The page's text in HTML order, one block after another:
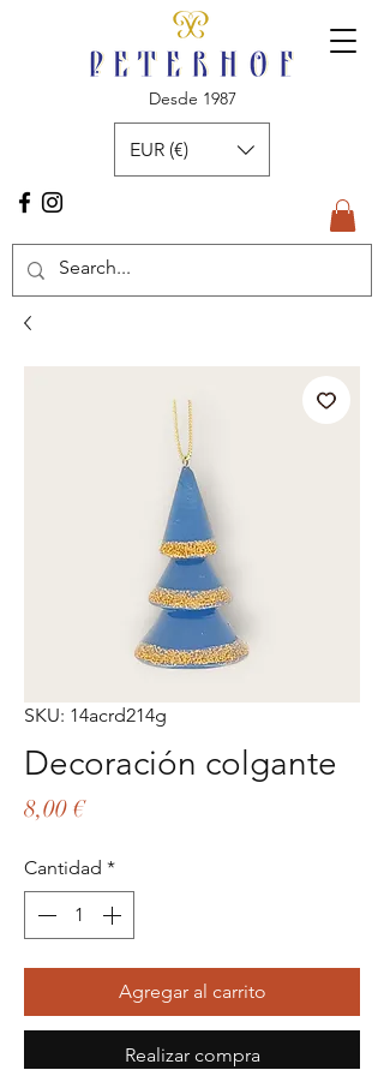
Desde 1987
EUR (€)
SKU: 14acrd214g
Decoración colgante
8,00 €Precio
Cantidad *
Agregar al carrito
Realizar compra